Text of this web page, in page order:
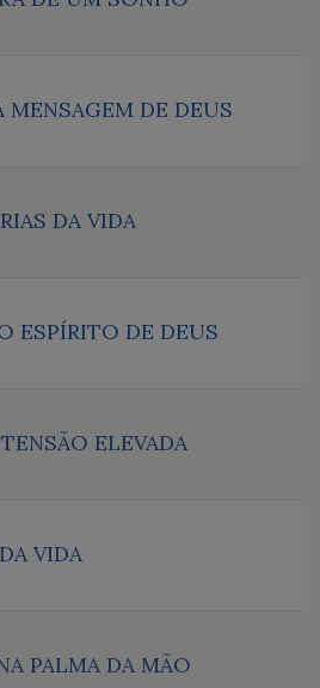
MENSAGEM DE DEUS
DA VIDA
ESPÍRITO DE DEUS
ELEVADA
VIDA
PALMA DA MÃO